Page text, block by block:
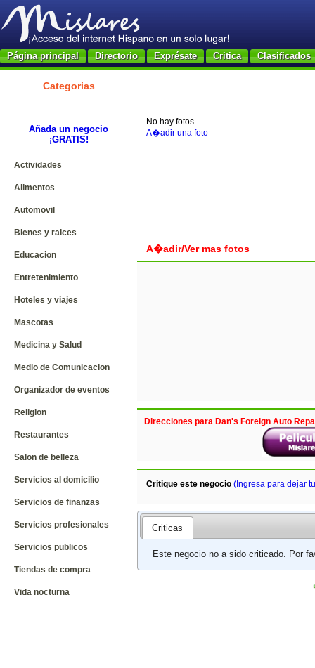
Página principal Directorio Exprésate Critica Clasificados
Categorias
Añada un negocio
¡GRATIS!
Actividades
Alimentos
Automovil
Bienes y raices
Educacion
Entretenimiento
Hoteles y viajes
Mascotas
Medicina y Salud
Medio de Comunicacion
Organizador de eventos
Religion
Restaurantes
Salon de belleza
Servicios al domicilio
Servicios de finanzas
Servicios profesionales
Servicios publicos
Tiendas de compra
Vida nocturna
No hay fotos
A�adir una foto
A�adir/Ver mas fotos
Direcciones para Dan's Foreign Auto
Critique este negocio (Ingresa para dejar
Criticas
Este negocio no a sido criticado. Por